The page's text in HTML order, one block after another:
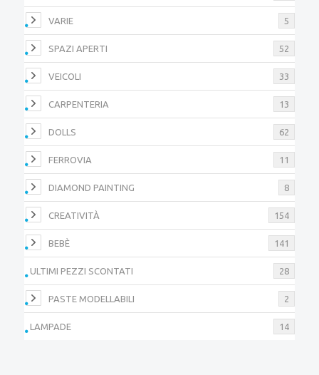
VARIE 5
SPAZI APERTI 52
VEICOLI 33
CARPENTERIA 13
DOLLS 62
FERROVIA 11
DIAMOND PAINTING 8
CREATIVITÀ 154
BEBÈ 141
ULTIMI PEZZI SCONTATI 28
PASTE MODELLABILI 2
LAMPADE 14